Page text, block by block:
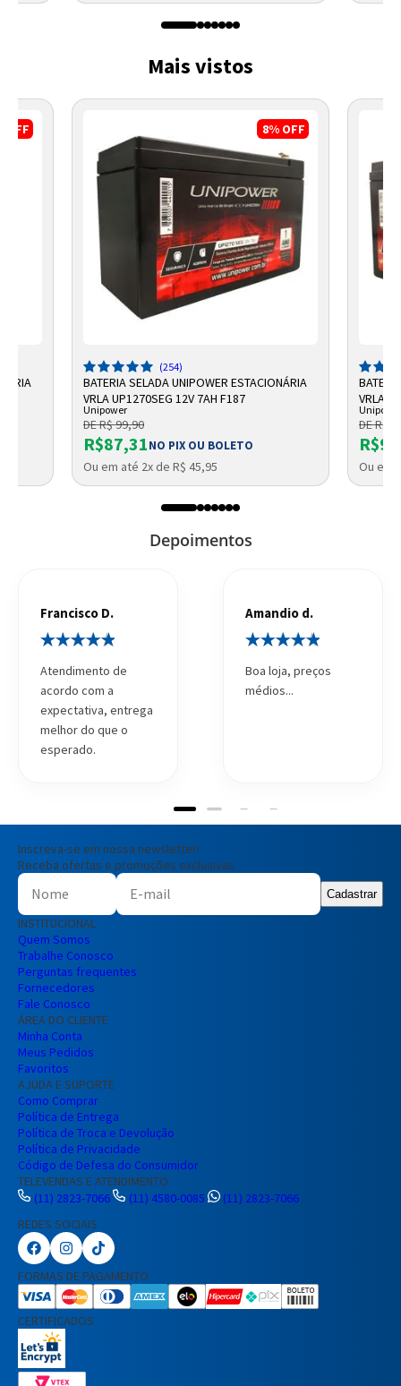
Mais vistos
OFF 8% OFF
(254)
BATERIA SELADA UNIPOWER ESTACIONÁRIA
VRLA UP1270SEG 12V 7AH F187
Unipower
DE R$ 99,90
R$87,31NO PIX OU BOLETO
Ou em até 2x de R$ 45,95
VRLA
DE R$
Ou em
Depoimentos
Atendimento de
acordo com a
expectativa, entrega
melhor do que o
esperado.
Francisco D.
Boa loja, preços
médios...
Amandio d.
Inscreva-se em nossa newsletter!
Receba ofertas e promoções exclusivas
Cadastrar
INSTITUCIONAL
Quem Somos
Trabalhe Conosco
Perguntas frequentes
Fornecedores
Fale Conosco
ÁREA DO CLIENTE
Minha Conta
Meus Pedidos
Favoritos
AJUDA E SUPORTE
Como Comprar
Política de Entrega
Política de Troca e Devolução
Política de Privacidade
Código de Defesa do Consumidor
TELEVENDAS E ATENDIMENTO
(11) 2823-7066
(11) 4580-0085
(11) 2823-7066
REDES SOCIAIS
FORMAS DE PAGAMENTO
CERTIFICADOS
Nome Completo